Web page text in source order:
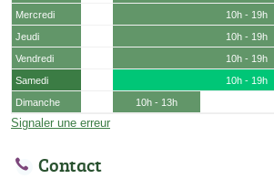
Mercredi
10h - 19h
Jeudi
10h - 19h
Vendredi
10h - 19h
Samedi
10h - 19h
Dimanche
10h - 13h
Signaler une erreur
Contact